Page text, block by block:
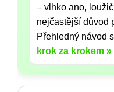
– vlhko ano,
nejčastější důvod
Přehledný návod
krok za krokem »